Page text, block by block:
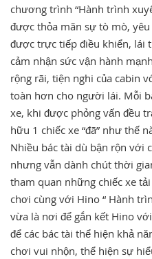
chương trình “Hành trình
được thỏa mãn sự tò mò,
được trực tiếp điều khiển, lái
cảm nhận sức vận hành
rộng rãi, tiện nghi của cabin
toàn hơn cho người lái. Mỗi
xe, khi được phỏng vấn đều
hữu 1 chiếc xe “đã” như thế
Nhiều bác tài dù bận rộn với
nhưng vẫn dành chút thời
tham quan những chiếc xe
chơi cùng với Hino “ Hành
vừa là nơi để gắn kết Hino
để các bác tài thể hiện khả
chơi vui nhộn, thể hiện sự